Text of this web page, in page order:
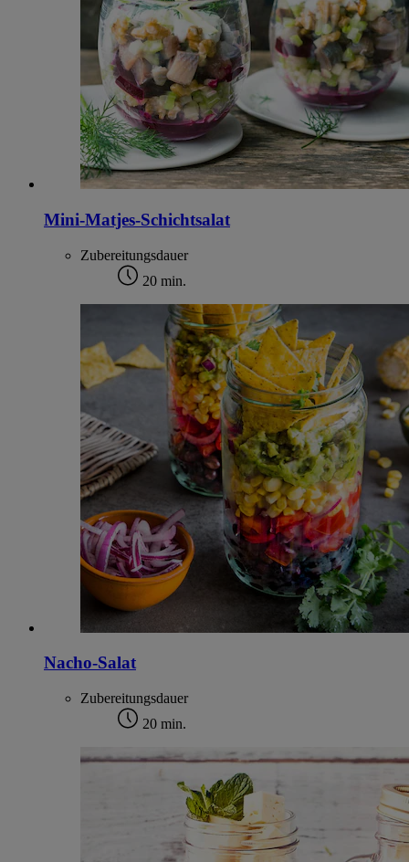
Mini-Matjes-Schichtsalat
Zubereitungsdauer
20 min.
Nacho-Salat
Zubereitungsdauer
20 min.